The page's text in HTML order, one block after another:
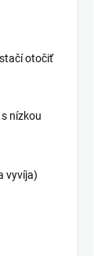
otočiť
nízkou
vyvíja)